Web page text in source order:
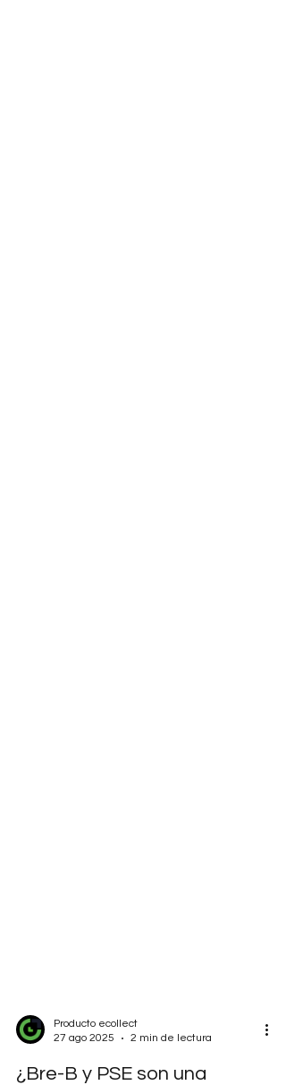
27 ago 2025
2 min de lectura